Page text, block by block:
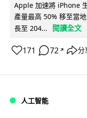
Apple 加速將 iPhone
產量最高 50% 移至當
長至 204...
閱讀全文
171 72 ↗ 分
人工智能